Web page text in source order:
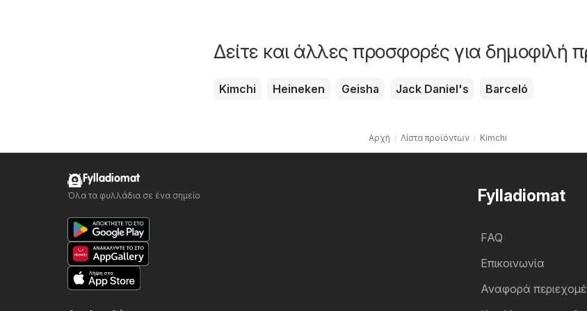
Δείτε και άλλες προσφορές για δημοφιλή
Kimchi Heineken Geisha Jack Daniel's Barceló
Αρχή Λίστα προϊόντων Kimchi
Fylladiomat
FAQ
Επικοινωνία
Αναφορά
Fylladiomat
Όλα τα φυλλάδια σε ένα σημείο